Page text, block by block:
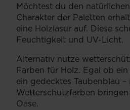
Möchtest du den
Charakter der Paletten
eine Holzlasur auf. Diese
Feuchtigkeit und UV-Licht.
Alternativ nutze
Farben für Holz. Egal ob
ein gedecktes Taubenblau –
Wetterschutzfarben
Oase.